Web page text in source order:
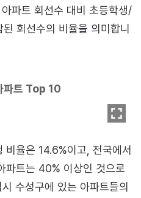
파트 회선수 대비 초등학생/
회선수의 비율을 의미합니
파트 Top 10
비율은 14.6%이고, 전국에서
파트는 40% 이상인 것으로
수성구에 있는 아파트들의